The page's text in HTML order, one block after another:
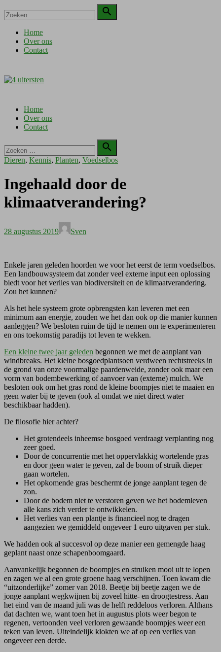
naar
naar:

Zoeken
Home
Over ons
Contact
Home
Over ons
Contact
naar:

Zoeken
Dieren, Kennis, Planten, Voedselbos
Ingehaald door de
klimaatverandering?
op
28 augustus 2019 Sven
Enkele jaren geleden hoorden we voor het eerst de term voedselbos.
Een landbouwsysteem dat zonder veel externe input een oplossing
biedt voor het verlies van biodiversiteit en de klimaatverandering.
Zou het kunnen?
Als het hele systeem grote opbrengsten kan leveren met een
minimum aan energie, zouden we het dan ook op die manier kunnen
aanleggen? We besloten ruim de tijd te nemen om te experimenteren
en ons toekomstig paradijs tot leven te wekken.
Een kleine twee jaar geleden begonnen we met de aanplant van
windbreaks. Het kleine bosgoedplantsoen verdween rechtstreeks in
de grond van onze voormalige paardenweide, zonder ook maar een
vorm van bodembewerking of aanvoer van (externe) mulch. We
besloten ook om het gras rond de kleine boompjes niet te maaien en
geen water bij te geven (ook al omdat we niet direct water
beschikbaar hadden).
De filosofie hier achter?
Het grotendeels inheemse bosgoed verdraagt verplanting nog
zeer goed.
Door de concurrentie met het oppervlakkig wortelende gras
en door geen water te geven, zal de boom of struik dieper
gaan wortelen.
Het opkomende gras beschermt de jonge aanplant tegen de
zon.
Door de bodem niet te verstoren geven we het bodemleven
alle kans zich verder te ontwikkelen.
Het verlies van een plantje is financieel nog te dragen
aangezien we gemiddeld ongeveer 1 euro uitgaven per stuk.
We hadden ook al succesvol op deze manier een gemengde haag
geplant naast onze schapenboomgaard.
Aanvankelijk begonnen de boompjes en struiken mooi uit te lopen
en zagen we al een grote groene haag verschijnen. Toen kwam die
“uitzonderlijke” zomer van 2018. Beetje bij beetje zagen we de
jonge aanplant wegkwijnen bij zoveel hitte- en droogtestress. Aan
het eind van de maand juli was de helft reddeloos verloren. Althans
dat dachten we, want toen het in augustus plots weer begon te
regenen, vertoonden veel verloren gewaande boompjes weer een
teken van leven. Uiteindelijk klokten we af op een verlies van
ongeveer een derde.